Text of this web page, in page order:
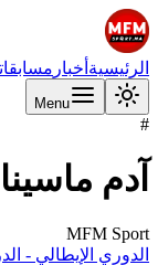
الرئيسية أخبار مسابقات
Menu
#
آدم ماسينا
MFM Sport
الدوري الإيطالي -